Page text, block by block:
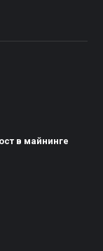
в майнинге